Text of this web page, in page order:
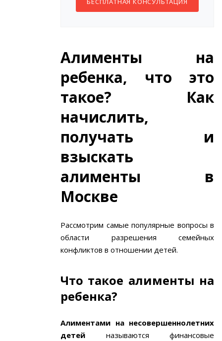
Алименты на
ребенка, что это
такое? Как
начислить,
получать и
взыскать
алименты в
Москве
Рассмотрим самые популярные вопросы в
области разрешения семейных
конфликтов в отношении детей.
Что такое алименты на
ребенка?
Алиментами на несовершеннолетних
детей называются финансовые